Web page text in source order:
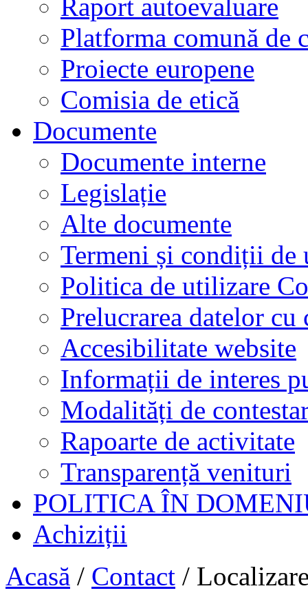
Raport autoevaluare
Platforma comună de
Proiecte europene
Comisia de etică
Documente
Documente interne
Legislație
Alte documente
Termeni și condiții de
Politica de utilizare
Prelucrarea datelor cu
Accesibilitate website
Informații de interes
Modalități de
Rapoarte de activitate
Transparență venituri
POLITICA ÎN
Achiziții
Acasă / Contact /